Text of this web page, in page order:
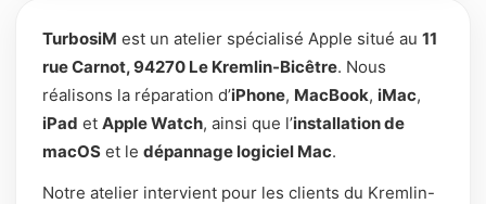
TurbosiM est un atelier spécialisé Apple situé au 11
rue Carnot, 94270 Le Kremlin-Bicêtre. Nous
réalisons la réparation d’iPhone, MacBook, iMac,
iPad et Apple Watch, ainsi que l’installation de
macOS et le dépannage logiciel Mac.
Notre atelier intervient pour les clients du Kremlin-